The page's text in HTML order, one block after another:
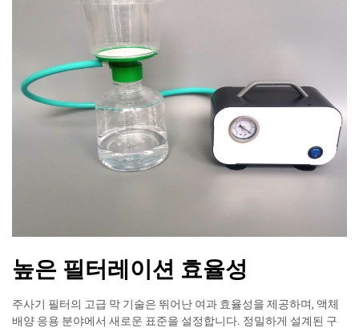
높은 필터레이션 효율성
주사기 필터의 고급 막 기술은 뛰어난 여과 효율성을 제공하며, 액체
배양 응용 분야에서 새로운 표준을 설정합니다. 정밀하게 설계된 구